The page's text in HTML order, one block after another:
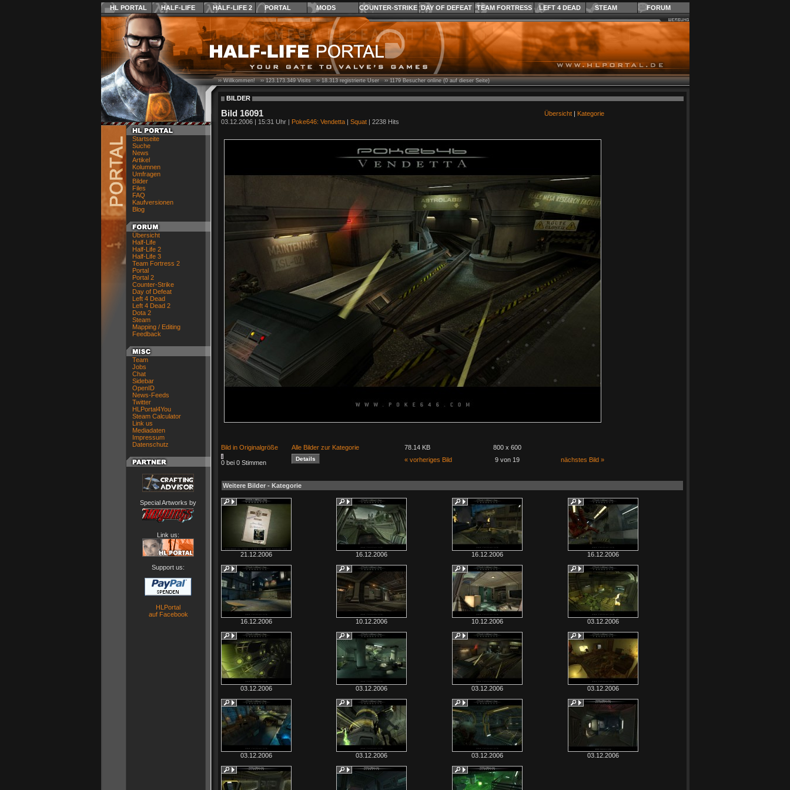
HL PORTAL HALF-LIFE HALF-LIFE 2 PORTAL MODS COUNTER-STRIKE DAY OF DEFEAT TEAM FORTRESS LEFT 4 DEAD STEAM FORUM
Startseite
Suche
News
Artikel
Kolumnen
Umfragen
Bilder
Files
FAQ
Kaufversionen
Blog
Übersicht
Half-Life
Half-Life 2
Half-Life 3
Team Fortress 2
Portal
Portal 2
Counter-Strike
Day of Defeat
Left 4 Dead
Left 4 Dead 2
Dota 2
Steam
Mapping / Editing
Feedback
Team
Jobs
Chat
Sidebar
OpenID
News-Feeds
Twitter
HLPortal4You
Steam Calculator
Link us
Mediadaten
Impressum
Datenschutz
Special Artworks by
Link us:
Support us:
HLPortal
auf Facebook
›› Willkommen! ››123.173.349Visits ››18.313registrierte User ››1179Besucher online (0 auf dieser Seite)
BILDER
Bild 16091 Übersicht| Kategorie
03.12.2006 | 15:31 Uhr | Poke646: Vendetta| Squat| 2238 Hits
Bild in Originalgröße Alle Bilder zur Kategorie 78.14 KB 800 x 600
0 bei 0 Stimmen « vorheriges Bild 9 von 19 nächstes Bild »
Weitere Bilder - Kategorie
21.12.2006 16.12.2006 16.12.2006 16.12.2006
16.12.2006 10.12.2006 10.12.2006 03.12.2006
03.12.2006 03.12.2006 03.12.2006 03.12.2006
03.12.2006 03.12.2006 03.12.2006 03.12.2006